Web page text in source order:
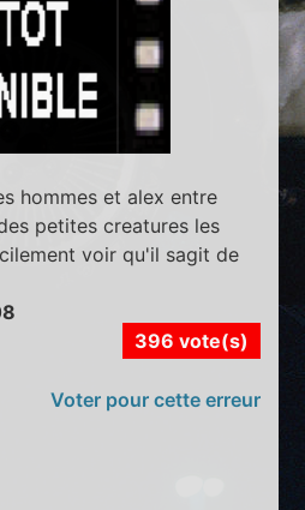
hommes et alex entre
petites creatures les
voir qu'il sagit de
396 vote(s)
Voter pour cette erreur